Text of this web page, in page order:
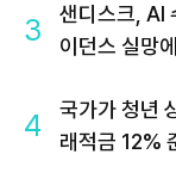
3
샌디스크, AI
이던스 실망
4
국가가 청년
래적금 12%